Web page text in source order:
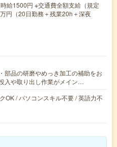
給1500円 ※交通費全額支給（規定
円（20日勤務＋残業20h＋深夜
部品の研磨やめっき加工の補助をお
入や取り出し作業がメイン…
OK / パソコンスキル不要 / 英語力不